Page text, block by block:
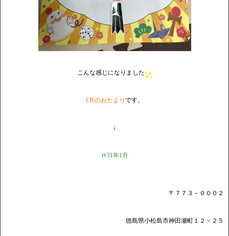
こんな感じになりました
1月のおたより です。
↓
Ｈ31年1月
〒７７３－０００２
徳島県小松島市神田瀬町１２－２５